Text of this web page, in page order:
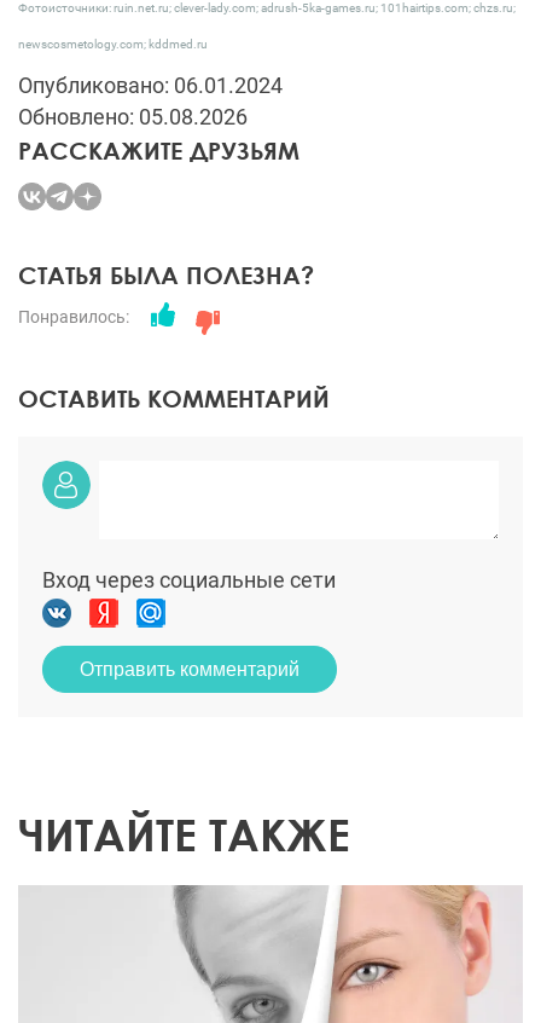
Фотоисточники: ruin.net.ru; clever-lady.com; adrush-5ka-games.ru; 101hairtips.com; chzs.ru;
newscosmetology.com; kddmed.ru
Опубликовано: 06.01.2024
Обновлено: 05.08.2026
РАССКАЖИТЕ ДРУЗЬЯМ
СТАТЬЯ БЫЛА ПОЛЕЗНА?
Понравилось:
ОСТАВИТЬ КОММЕНТАРИЙ
Вход через социальные сети
Отправить комментарий
ЧИТАЙТЕ ТАКЖЕ